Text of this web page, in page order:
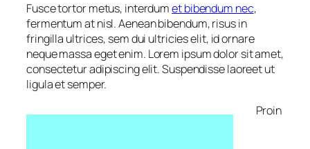
Fusce tortor metus, interdumet bibendum nec,
fermentum at nisl. Aenean bibendum, risus in
fringilla ultrices, sem dui ultricies elit, id ornare
neque massa eget enim. Lorem ipsum dolor sit amet,
consectetur adipiscing elit. Suspendisse laoreet ut
ligula et semper.
Proin